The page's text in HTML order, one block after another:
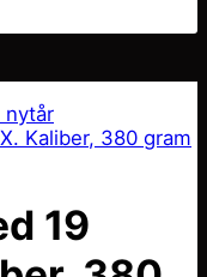
nytår
19